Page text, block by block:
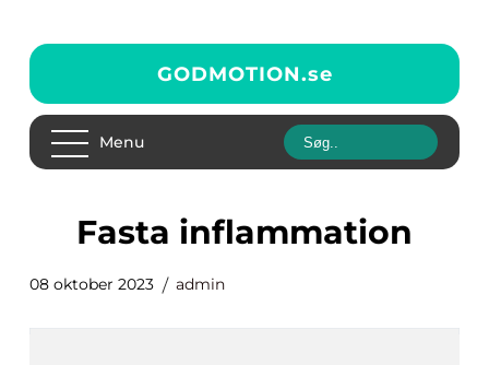
GODMOTION.se
Menu
fasta inflammation
08 oktober 2023 admin